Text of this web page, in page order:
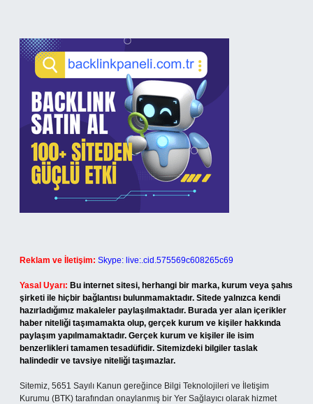
Reklam ve İletişim: Skype: live:.cid.575569c608265c69
Yasal Uyarı: Bu internet sitesi, herhangi bir marka, kurum veya şahıs
şirketi ile hiçbir bağlantısı bulunmamaktadır. Sitede yalnızca kendi
hazırladığımız makaleler paylaşılmaktadır. Burada yer alan içerikler
haber niteliği taşımamakta olup, gerçek kurum ve kişiler hakkında
paylaşım yapılmamaktadır. Gerçek kurum ve kişiler ile isim
benzerlikleri tamamen tesadüfidir. Sitemizdeki bilgiler taslak
halindedir ve tavsiye niteliği taşımazlar.
Sitemiz, 5651 Sayılı Kanun gereğince Bilgi Teknolojileri ve İletişim
Kurumu (BTK) tarafından onaylanmış bir Yer Sağlayıcı olarak hizmet